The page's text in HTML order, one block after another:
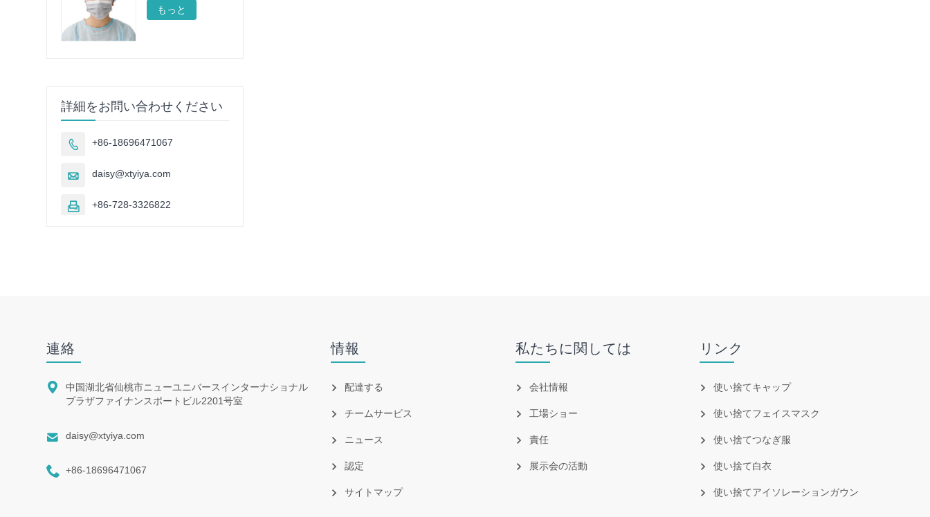
もっと
詳細をお問い合わせください
 +86-18696471067
 daisy@xtyiya.com
 +86-728-3326822
連絡

中国湖北省仙桃市ニューユニバースインターナショナル
プラザファイナンスポートビル2201号室
 daisy@xtyiya.com
 +86-18696471067
情報
配達する
チームサービス
ニュース
認定
サイトマップ
私たちに関しては
会社情報
工場ショー
責任
展示会の活動
リンク
使い捨てキャップ
使い捨てフェイスマスク
使い捨てつなぎ服
使い捨て白衣
使い捨てアイソレーションガウン